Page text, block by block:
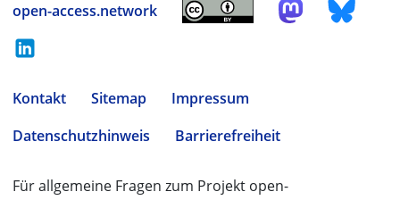
open-access.network
Kontakt Sitemap
Impressum
Datenschutzhinweis
Barrierefreiheit
Für allgemeine Fragen zum Projekt open-